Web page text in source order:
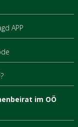
APP
im OÖ